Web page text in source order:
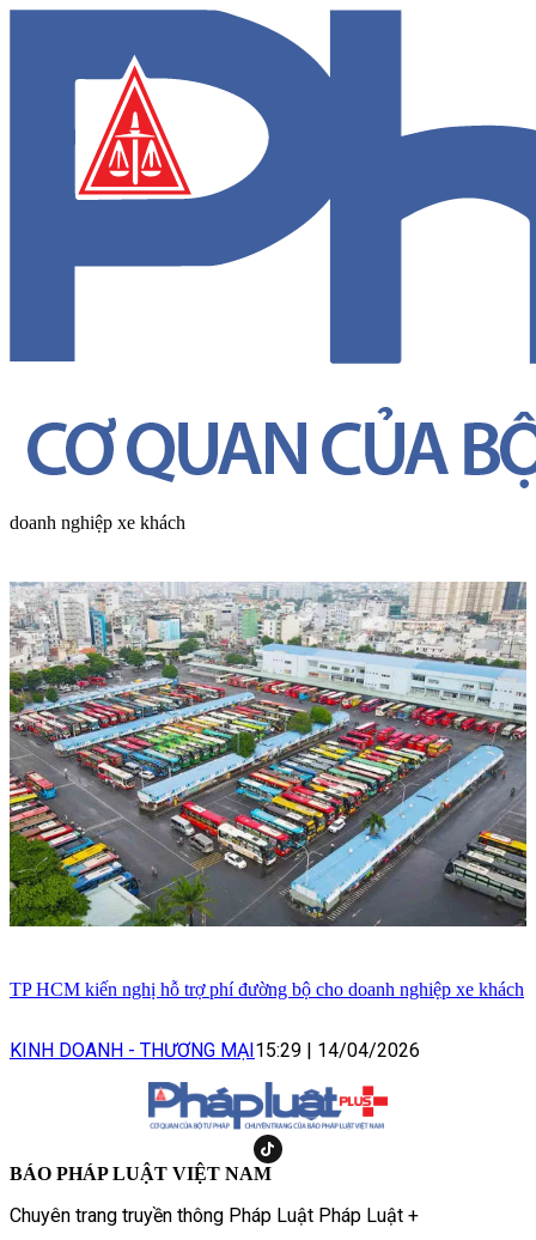
doanh nghiệp xe khách
TP HCM kiến nghị hỗ trợ phí đường bộ cho doanh nghiệp xe khách
KINH DOANH - THƯƠNG MẠI15:29 | 14/04/2026
BÁO PHÁP LUẬT VIỆT NAM
Chuyên trang truyền thông Pháp Luật Pháp Luật +